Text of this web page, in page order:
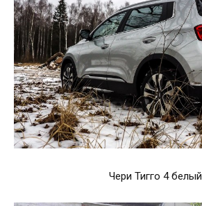
Чери Тигго 4 белый